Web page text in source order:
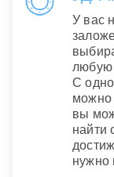
У вас
любую
С
можно
вы
найти
нужно